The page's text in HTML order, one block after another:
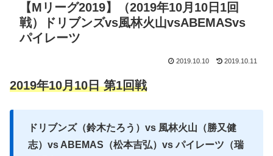
【Mリーグ2019】（2019年10月10日1回
戦）ドリブンズvs風林火山vsABEMASvs
パイレーツ
2019.10.10 2019.10.11
2019年10月10日 第1回戦
ドリブンズ（鈴木たろう）vs 風林火山（勝又健
志）vs ABEMAS（松本吉弘）vs パイレーツ（瑞